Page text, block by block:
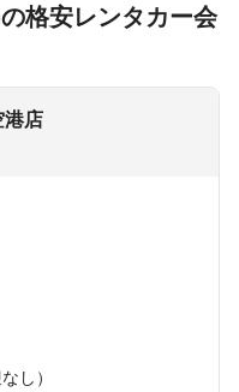
格安レンタカー会
港店
し）